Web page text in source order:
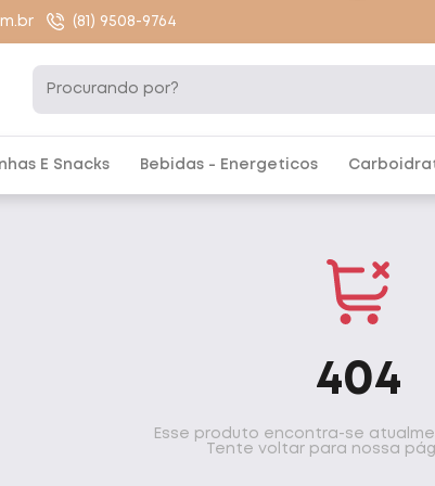
(81) 9508-9764
E Snacks Bebidas - Energeticos
404
Esse produto encontra-se
Tente voltar para nossa